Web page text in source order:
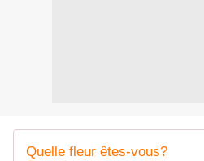
Quelle fleur êtes-vous?